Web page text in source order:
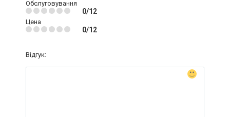
Обслуговування
0/12
Цена
0/12
Відгук: